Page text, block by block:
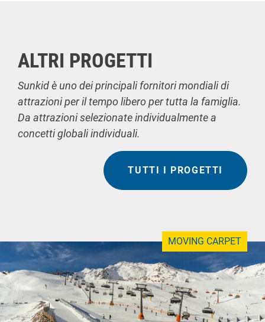
ALTRI PROGETTI
Sunkid è uno dei principali fornitori mondiali di
attrazioni per il tempo libero per tutta la famiglia.
Da attrazioni selezionate individualmente a
concetti globali individuali.
TUTTI I PROGETTI
MOVING CARPET